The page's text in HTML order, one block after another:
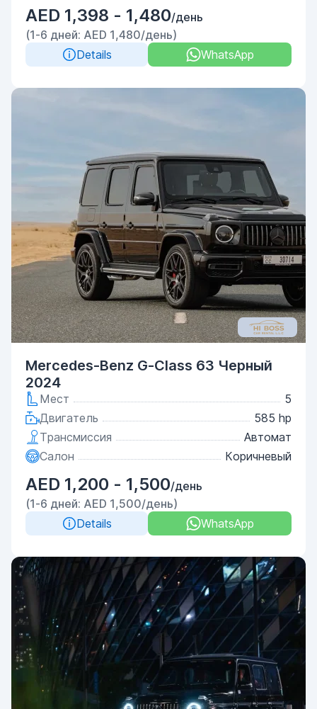
AED 1,398 - 1,480/день
(1-6 дней: AED 1,480/день)
Details
WhatsApp
Mercedes-Benz G-Class 63 Черный
2024
Мест
5
Двигатель
585 hp
Трансмиссия
Автомат
Салон
Коричневый
AED 1,200 - 1,500/день
(1-6 дней: AED 1,500/день)
Details
WhatsApp